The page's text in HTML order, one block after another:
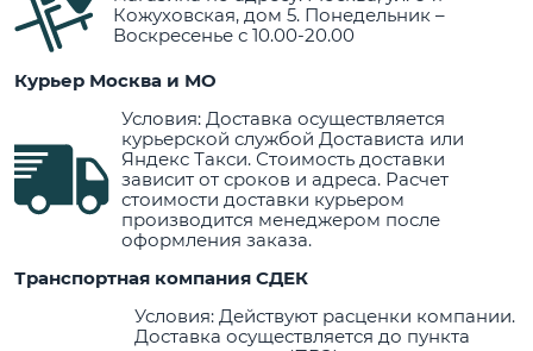
Кожуховская, дом 5. Понедельник –
Воскресенье с 10.00-20.00
Курьер Москва и МО
Условия: Доставка осуществляется
курьерской службой Достависта или
Яндекс Такси. Стоимость доставки
зависит от сроков и адреса. Расчет
стоимости доставки курьером
производится менеджером после
оформления заказа.
Транспортная компания СДЕК
Условия: Действуют расценки компании.
Доставка осуществляется до пункта